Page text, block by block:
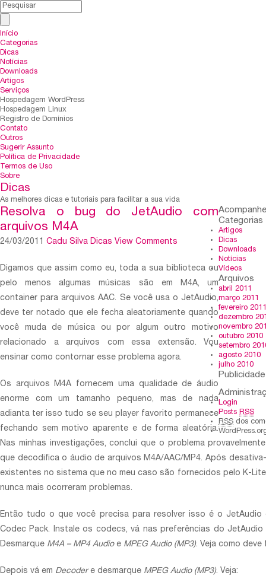
Início
Categorias
Dicas
Notícias
Downloads
Artigos
Serviços
Hospedagem WordPress
Hospedagem Linux
Registro de Domínios
Contato
Outros
Sugerir Assunto
Política de Privacidade
Termos de Uso
Sobre
Dicas
As melhores dicas e tutoriais para facilitar a sua vida
Acompanhe
Categorias
Artigos
Dicas
Downloads
Notícias
Vídeos
Arquivos
abril 2011
março 2011
fevereiro 2011
dezembro
novembro
outubro 2010
setembro
agosto 2010
julho 2010
Publicidade
Login
Posts RSS
RSS dos
Resolva o bug do JetAudio com
arquivos M4A
24/03/2011 Cadu Silva Dicas View Comments
Digamos que assim como eu, toda a sua biblioteca ou
pelo menos algumas músicas são em M4A, um
container para arquivos AAC. Se você usa o JetAudio,
deve ter notado que ele fecha aleatoriamente quando
você muda de música ou por algum outro motivo
relacionado a arquivos com essa extensão. Vou
ensinar como contornar esse problema agora.
Os arquivos M4A fornecem uma qualidade de áudio
enorme com um tamanho pequeno, mas de nada
adianta ter isso tudo se seu player favorito permanece
fechando sem motivo aparente e de forma aleatória.
Nas minhas investigações, conclui que o problema
que decodifica o áudio de arquivos M4A/AAC/MP4. Após
existentes no sistema que no meu caso são fornecidos pelo K-
nunca mais ocorreram problemas.
Então tudo o que você precisa para resolver isso é o JetAudio
Codec Pack. Instale os codecs, vá nas preferências do
Desmarque M4A – MP4 Audioe MPEG Audio (MP3). Veja como deve
Depois vá em Decodere desmarque MPEG Audio (MP3). Veja: